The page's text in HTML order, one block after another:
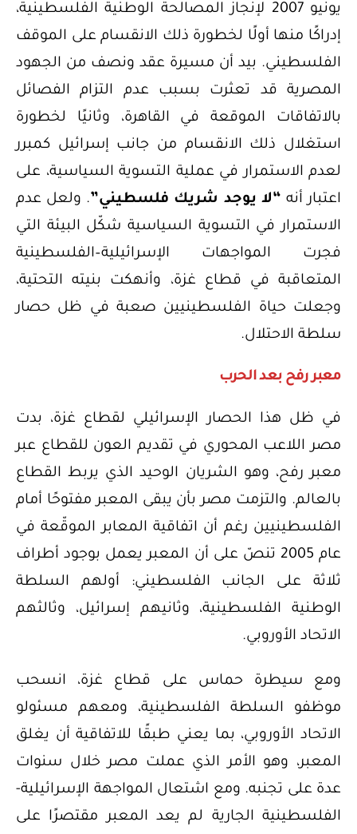
يونيو 2007 لإنجاز المصالحة الوطنية الفلسطينية،
إدراكًا منها أولًا لخطورة ذلك الانقسام على الموقف
الفلسطيني. بيد أن مسيرة عقد ونصف من الجهود
المصرية قد تعثرت بسبب عدم التزام الفصائل
بالاتفاقات الموقعة في القاهرة، وثانيًا لخطورة
استغلال ذلك الانقسام من جانب إسرائيل كمبرر
لعدم الاستمرار في عملية التسوية السياسية، على
اعتبار أنه“لا يوجد شريك فلسطيني”. ولعل عدم
الاستمرار في التسوية السياسية شكّل البيئة التي
فجرت المواجهات الإسرائيلية–الفلسطينية
المتعاقبة في قطاع غزة، وأنهكت بنيته التحتية،
وجعلت حياة الفلسطينيين صعبة في ظل حصار
سلطة الاحتلال.
معبر رفح بعد الحرب
في ظل هذا الحصار الإسرائيلي لقطاع غزة، بدت
مصر اللاعب المحوري في تقديم العون للقطاع عبر
معبر رفح، وهو الشريان الوحيد الذي يربط القطاع
بالعالم. والتزمت مصر بأن يبقى المعبر مفتوحًا أمام
الفلسطينيين رغم أن اتفاقية المعابر الموقّعة في
عام 2005 تنصّ على أن المعبر يعمل بوجود أطراف
ثلاثة على الجانب الفلسطيني: أولهم السلطة
الوطنية الفلسطينية، وثانيهم إسرائيل، وثالثهم
الاتحاد الأوروبي.
ومع سيطرة حماس على قطاع غزة، انسحب
موظفو السلطة الفلسطينية، ومعهم مسئولو
الاتحاد الأوروبي، بما يعني طبقًا للاتفاقية أن يغلق
المعبر، وهو الأمر الذي عملت مصر خلال سنوات
عدة على تجنبه. ومع اشتعال المواجهة الإسرائيلية-
الفلسطينية الجارية لم يعد المعبر مقتصرًا على